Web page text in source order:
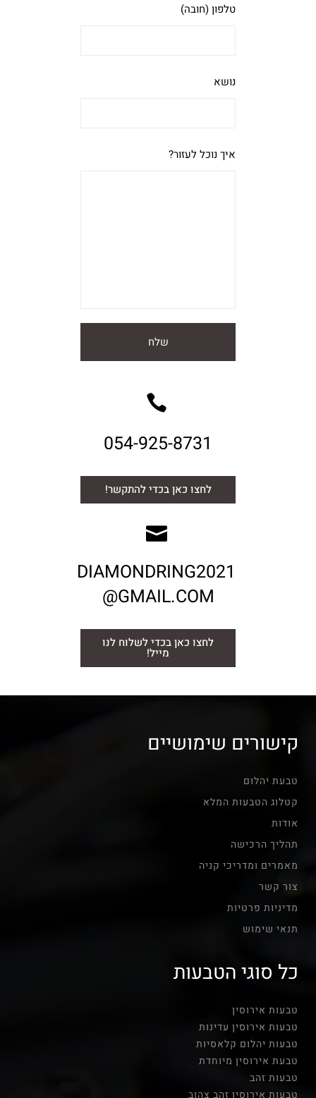
טלפון (חובה)
נושא
איך נוכל לעזור?
054-925-8731
לחצו כאן בכדי להתקשר!
DIAMONDRING2021
@GMAIL.COM
לחצו כאן בכדי לשלוח לנו
מייל!
קישורים שימושיים
טבעת יהלום
קטלוג הטבעות המלא
אודות
תהליך הרכישה
מאמרים ומדריכי קניה
צור קשר
מדיניות פרטיות
תנאי שימוש
כל סוגי הטבעות
טבעות אירוסין
טבעות אירוסין עדינות
טבעות יהלום קלאסיות
טבעת אירוסין מיוחדת
טבעות זהב
טבעות אירוסין זהב צהוב